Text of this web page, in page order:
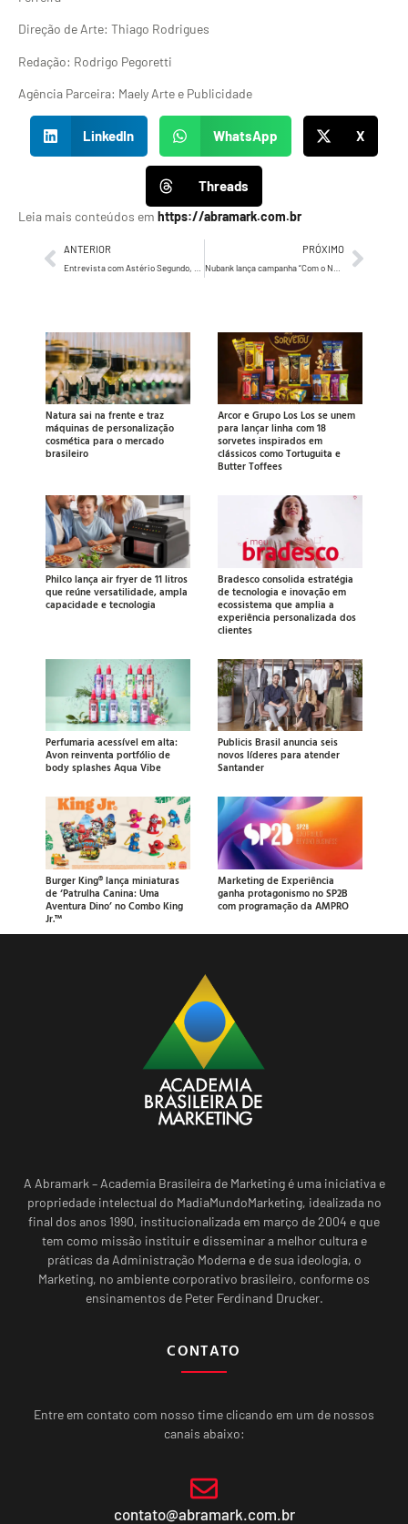
Direção de Arte: Thiago Rodrigues
Redação: Rodrigo Pegoretti
Agência Parceira: Maely Arte e Publicidade
LinkedIn WhatsApp X
Threads
Leia mais conteúdos em https://abramark.com.br
ANTERIOR PRÓXIMO
Natura sai na frente e traz
máquinas de personalização
cosmética para o mercado
brasileiro
Arcor e Grupo Los Los se unem
para lançar linha com 18
sorvetes inspirados em
clássicos como Tortuguita e
Butter Toffees
Philco lança air fryer de 11 litros
que reúne versatilidade, ampla
capacidade e tecnologia
Bradesco consolida estratégia
de tecnologia e inovação em
ecossistema que amplia a
experiência personalizada dos
clientes
Perfumaria acessível em alta:
Avon reinventa portfólio de
body splashes Aqua Vibe
Publicis Brasil anuncia seis
novos líderes para atender
Santander
Burger King® lança miniaturas
de ‘Patrulha Canina: Uma
Aventura Dino’ no Combo King
Jr.™
Marketing de Experiência
ganha protagonismo no SP2B
com programação da AMPRO
A Abramark – Academia Brasileira de Marketing é uma iniciativa e
propriedade intelectual do MadiaMundoMarketing, idealizada no
final dos anos 1990, institucionalizada em março de 2004 e que
tem como missão instituir e disseminar a melhor cultura e
práticas da Administração Moderna e de sua ideologia, o
Marketing, no ambiente corporativo brasileiro, conforme os
ensinamentos de Peter Ferdinand Drucker.
CONTATO
Entre em contato com nosso time clicando em um de nossos
canais abaixo:
contato@abramark.com.br